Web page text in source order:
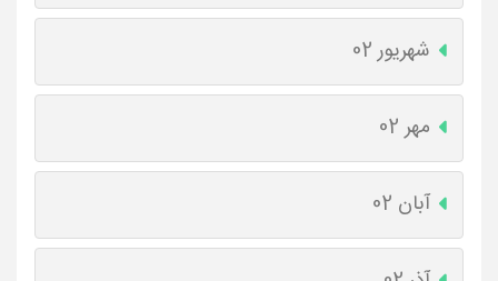
شهریور 02
مهر 02
آبان 02